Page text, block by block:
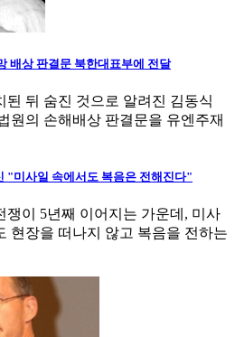
배상 판결문 북한대표부에 전달
된 뒤 숨진 것으로 알려진 김동식
원의 손해배상 판결문을 유엔주재
"미사일 속에서도 복음은 전해진다"
쟁이 5년째 이어지는 가운데, 미사
현장을 떠나지 않고 복음을 전하는